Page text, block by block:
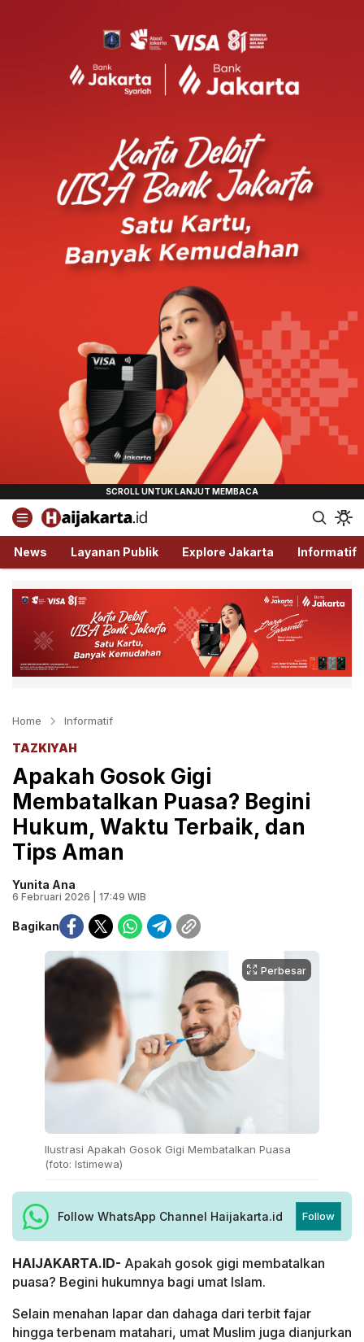
Haijakarta.id
Semua Tentang Jakarta Ada Disini!
News Layanan Publik Explore Jakarta Informatif
Home Informatif
TAZKIYAH
Apakah Gosok Gigi
Membatalkan Puasa? Begini
Hukum, Waktu Terbaik, dan
Tips Aman
Yunita Ana
6 Februari 2026 | 17:49 WIB
Bagikan
Perbesar
Ilustrasi Apakah Gosok Gigi Membatalkan Puasa
(foto: Istimewa)
Follow WhatsApp Channel Haijakarta.id Follow
HAIJAKARTA.ID- Apakah gosok gigi membatalkan
puasa? Begini hukumnya bagi umat Islam.
Selain menahan lapar dan dahaga dari terbit fajar
hingga terbenam matahari, umat Muslim juga dianjurkan